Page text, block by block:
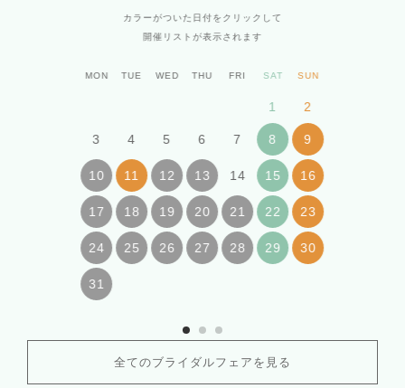
カラーがついた日付をクリックして
開催リストが表示されます
MON TUE WED THU FRI SAT SUN
1 2
3 4 5 6 7 8 9
10 11 12 13 14 15 16
17 18 19 20 21 22 23
24 25 26 27 28 29 30
31
全てのブライダルフェアを見る